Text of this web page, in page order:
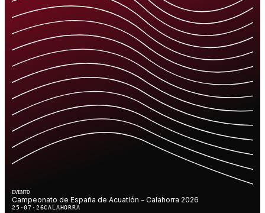
EVENTO
Campeonato de España de Acuatlón - Calahorra 2026
25·07·26CALAHORRA